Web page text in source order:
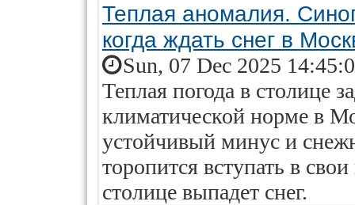
Теплая аномалия.
когда ждать снег в
Sun, 07 Dec 2025
Теплая погода в столице
климатической норме в
устойчивый минус и
торопится вступать в
столице выпадет снег.